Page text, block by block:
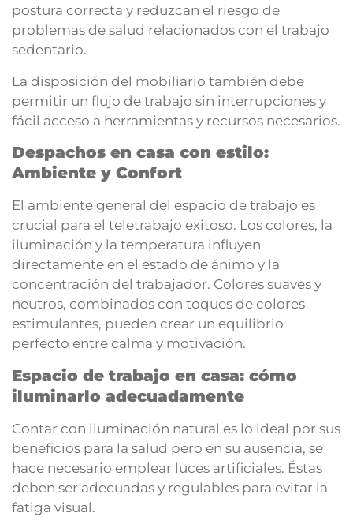
postura correcta y reduzcan el riesgo de
problemas de salud relacionados con el trabajo
sedentario.
La disposición del mobiliario también debe
permitir un flujo de trabajo sin interrupciones y
fácil acceso a herramientas y recursos necesarios.
Despachos en casa con estilo:
Ambiente y Confort
El ambiente general del espacio de trabajo es
crucial para el teletrabajo exitoso. Los colores, la
iluminación y la temperatura influyen
directamente en el estado de ánimo y la
concentración del trabajador. Colores suaves y
neutros, combinados con toques de colores
estimulantes, pueden crear un equilibrio
perfecto entre calma y motivación.
Espacio de trabajo en casa: cómo
iluminarlo adecuadamente
Contar con iluminación natural es lo ideal por sus
beneficios para la salud pero en su ausencia, se
hace necesario emplear luces artificiales. Éstas
deben ser adecuadas y regulables para evitar la
fatiga visual.